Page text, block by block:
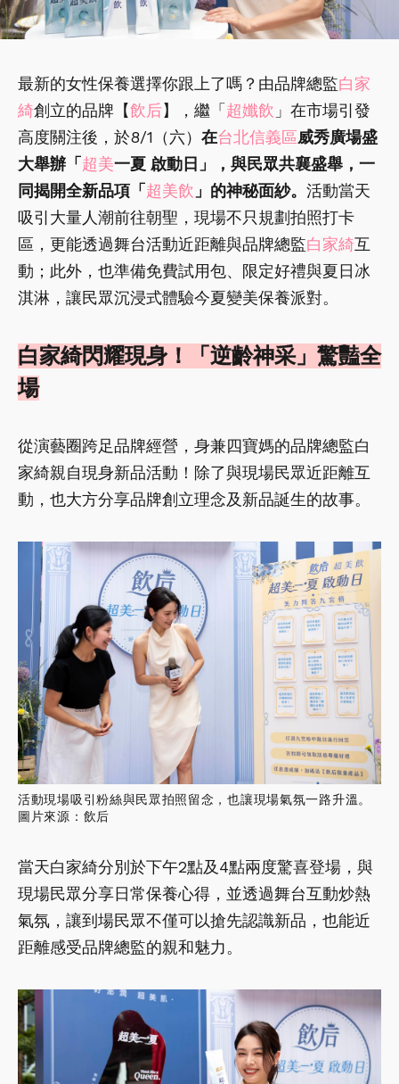
最新的女性保養選擇你跟上了嗎？由品牌總監白家
綺創立的品牌【飲后】，繼「 超孅飲 」在市場引發
高度關注後，於8/1（六） 在台北信義區威秀廣場盛
大舉辦「 超美一夏 啟動日」，與民眾共襄盛舉，一
同揭開全新品項「 超美飲 」的神秘面紗。 活動當天
吸引大量人潮前往朝聖，現場不只規劃拍照打卡
區，更能透過舞台活動近距離與品牌總監白家綺互
動；此外，也準備免費試用包、限定好禮與夏日冰
淇淋，讓民眾沉浸式體驗今夏變美保養派對。
白家綺閃耀現身！「逆齡神采」驚豔全
場
從演藝圈跨足品牌經營，身兼四寶媽的品牌總監白
家綺親自現身新品活動！除了與現場民眾近距離互
動，也大方分享品牌創立理念及新品誕生的故事。
活動現場吸引粉絲與民眾拍照留念，也讓現場氣氛一路升溫。
圖片來源：飲后
當天白家綺分別於下午2點及4點兩度驚喜登場，與
現場民眾分享日常保養心得，並透過舞台互動炒熱
氣氛，讓到場民眾不僅可以搶先認識新品，也能近
距離感受品牌總監的親和魅力。